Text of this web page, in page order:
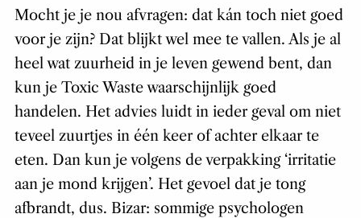
Mocht je je nou afvragen: dat kán toch niet goed
voor je zijn? Dat blijkt wel mee te vallen. Als je al
heel wat zuurheid in je leven gewend bent, dan
kun je Toxic Waste waarschijnlijk goed
handelen. Het advies luidt in ieder geval om niet
teveel zuurtjes in één keer of achter elkaar te
eten. Dan kun je volgens de verpakking ‘irritatie
aan je mond krijgen’. Het gevoel dat je tong
afbrandt, dus. Bizar: sommige psychologen